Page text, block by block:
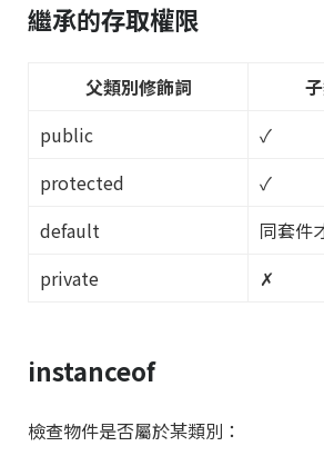
繼承的存取權限
父類別修飾詞
public
✓
protected
✓
default
同套件
private
✗
instanceof
檢查物件是否屬於某類別：